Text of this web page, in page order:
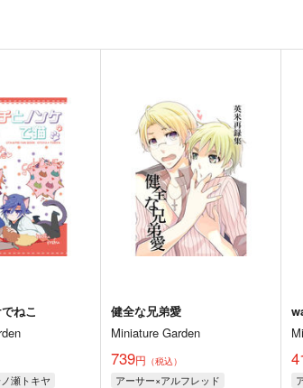
ねこ
瀬トキヤ
健全な兄弟愛
Miniature Garden
739円 （税込）
アーサー×アルフレッド